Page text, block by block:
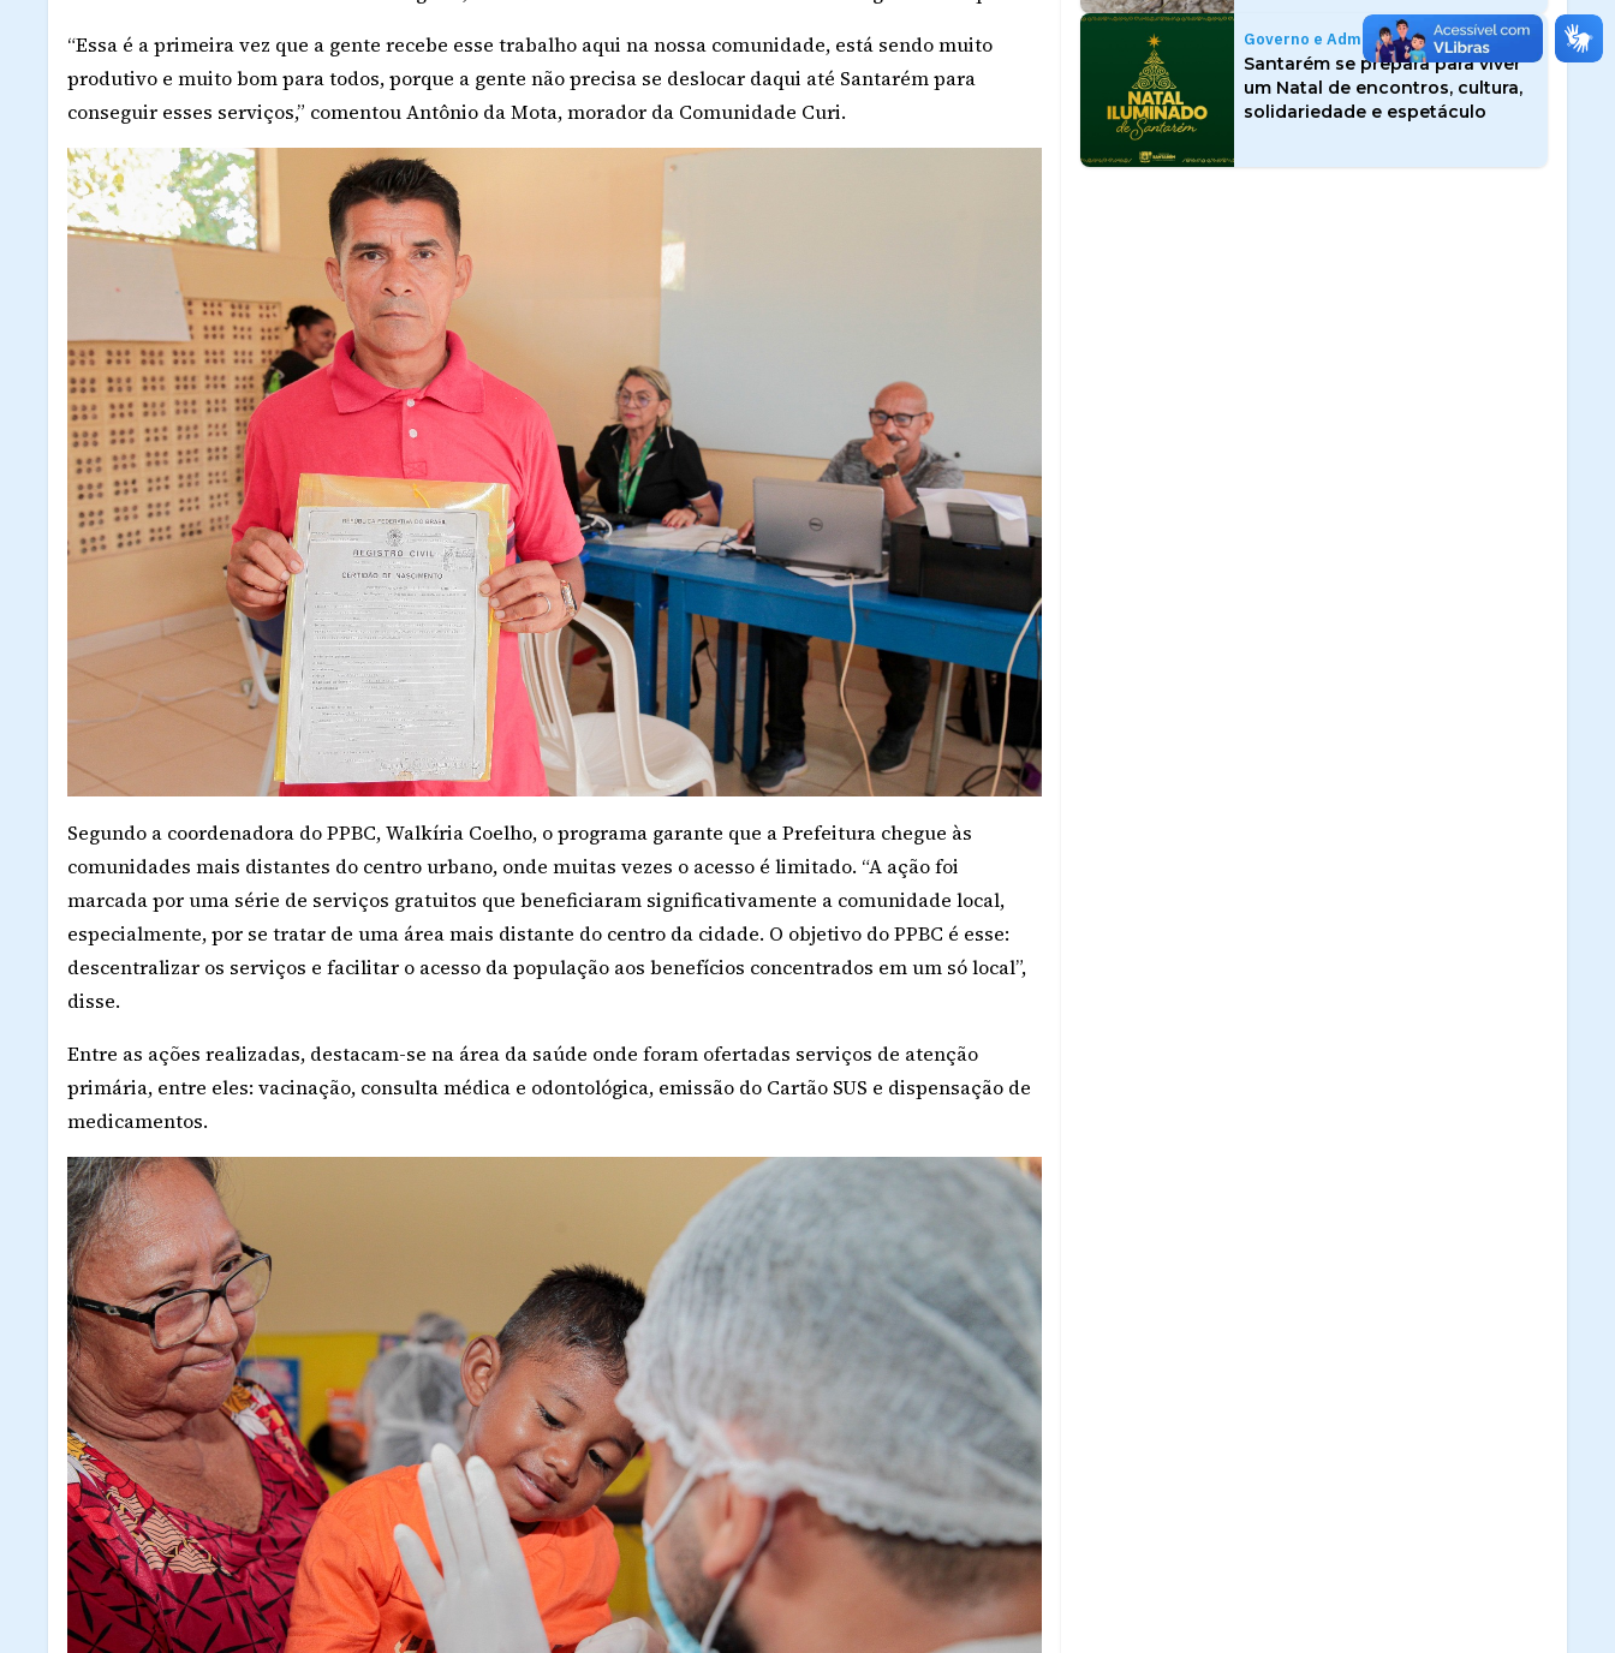
“Essa é a primeira vez que a gente recebe esse trabalho aqui na nossa comunidade, está sendo muito
produtivo e muito bom para todos, porque a gente não precisa se deslocar daqui até Santarém para
conseguir esses serviços,” comentou Antônio da Mota, morador da Comunidade Curi.
Segundo a coordenadora do PPBC, Walkíria Coelho, o programa garante que a Prefeitura chegue às
comunidades mais distantes do centro urbano, onde muitas vezes o acesso é limitado. “A ação foi
marcada por uma série de serviços gratuitos que beneficiaram significativamente a comunidade local,
especialmente, por se tratar de uma área mais distante do centro da cidade. O objetivo do PPBC é esse:
descentralizar os serviços e facilitar o acesso da população aos benefícios concentrados em um só local”,
disse.
Entre as ações realizadas, destacam-se na área da saúde onde foram ofertadas serviços de atenção
primária, entre eles: vacinação, consulta médica e odontológica, emissão do Cartão SUS e dispensação de
medicamentos.
Governo e Administração
Santarém se prepara para viver
um Natal de encontros, cultura,
solidariedade e espetáculo